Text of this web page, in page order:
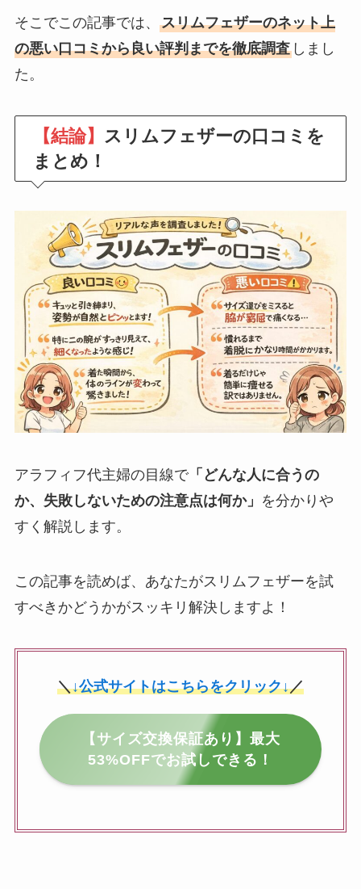
そこでこの記事では、 スリムフェザーのネット上
の悪い口コミから良い評判までを徹底調査しまし
た。
【結論】 スリムフェザーの口コミを
まとめ！
アラフィフ代主婦の目線で「どんな人に合うの
か、失敗しないための注意点は何か」 を分かりや
すく解説します。
この記事を読めば、あなたがスリムフェザーを試
すべきかどうかがスッキリ解決しますよ！
＼↓公式サイトはこちらをクリック↓／
【サイズ交換保証あり】最大
53%OFFでお試しできる！